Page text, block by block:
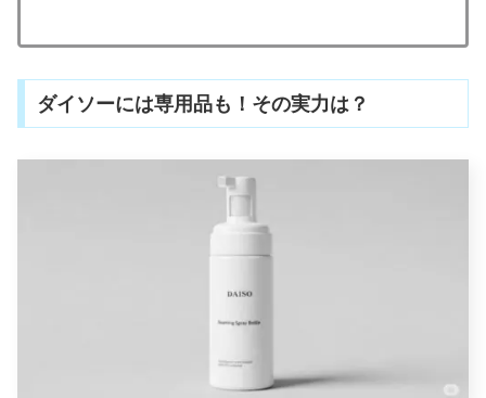
ダイソーには専用品も！その実力は？